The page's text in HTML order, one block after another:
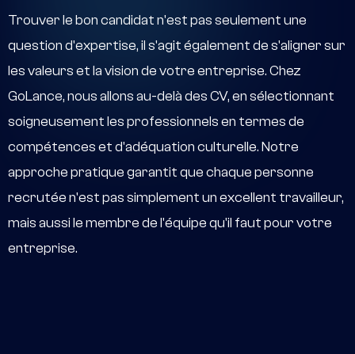
Trouver le bon candidat n'est pas seulement une
question d'expertise, il s'agit également de s'aligner sur
les valeurs et la vision de votre entreprise. Chez
GoLance, nous allons au-delà des CV, en sélectionnant
soigneusement les professionnels en termes de
compétences et d'adéquation culturelle. Notre
approche pratique garantit que chaque personne
recrutée n'est pas simplement un excellent travailleur,
mais aussi le membre de l'équipe qu'il faut pour votre
entreprise.